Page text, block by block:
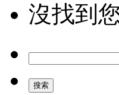
沒找到